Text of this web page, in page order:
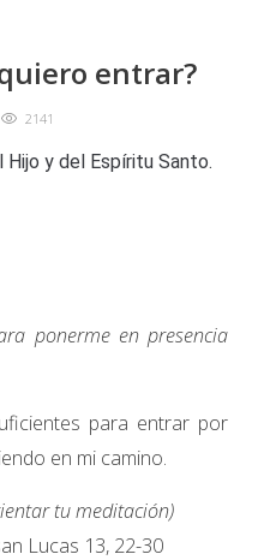
entrar?
2141
Hijo y del Espíritu Santo.
ponerme en presencia
para entrar por
en mi camino.
tu meditación)
Lucas 13, 22-30